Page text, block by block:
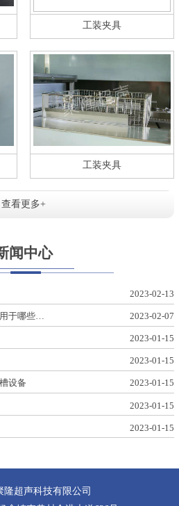
工装夹具
工装夹具
查看更多+
闻中心
2023-02-13
于哪些… 2023-02-07
2023-01-15
2023-01-15
设备 2023-01-15
2023-01-15
2023-01-15
隆超声科技有限公司